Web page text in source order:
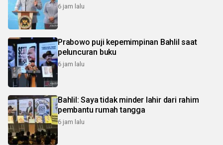
6 jam lalu
Prabowo puji kepemimpinan Bahlil saat
peluncuran buku
6 jam lalu
Bahlil: Saya tidak minder lahir dari rahim
pembantu rumah tangga
6 jam lalu